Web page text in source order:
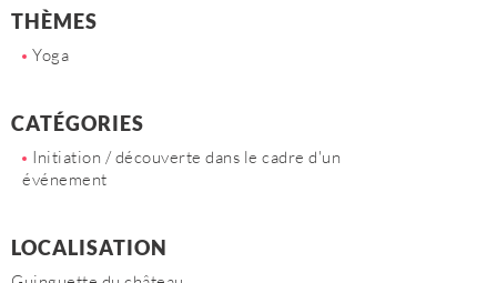
THÈMES
Yoga
CATÉGORIES
Initiation / découverte dans le cadre d'un
événement
LOCALISATION